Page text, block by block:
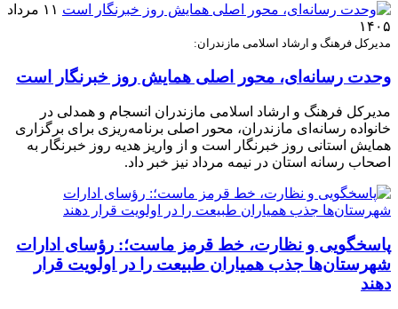
۱۱ مرداد
۱۴۰۵
مدیرکل فرهنگ و ارشاد اسلامی مازندران:
وحدت رسانه‌ای، محور اصلی همایش روز خبرنگار است
مدیرکل فرهنگ و ارشاد اسلامی مازندران انسجام و همدلی در
خانواده رسانه‌ای مازندران، محور اصلی برنامه‌ریزی برای برگزاری
همایش استانی روز خبرنگار است و از واریز هدیه روز خبرنگار به
اصحاب رسانه استان در نیمه مرداد نیز خبر داد.
پاسخگویی و نظارت، خط قرمز ماست؛: رؤسای ادارات
شهرستان‌ها جذب همیاران طبیعت را در اولویت قرار
دهند